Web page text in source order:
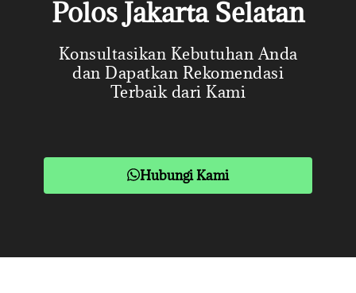
Polos Jakarta Selatan
Konsultasikan Kebutuhan Anda
dan Dapatkan Rekomendasi
Terbaik dari Kami
Hubungi Kami